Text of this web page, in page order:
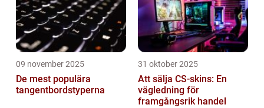
09 november 2025
De mest populära
tangentbordstyperna
31 oktober 2025
Att sälja CS-skins: En
vägledning för
framgångsrik handel